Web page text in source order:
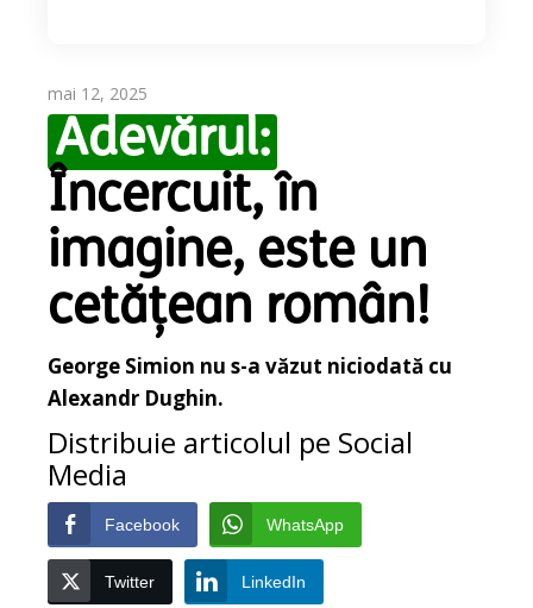
mai 12, 2025
Adevărul:
Încercuit, în
imagine, este un
cetățean român!
George Simion nu s-a văzut niciodată cu
Alexandr Dughin.
Distribuie articolul pe Social
Media
Facebook WhatsApp
Twitter LinkedIn